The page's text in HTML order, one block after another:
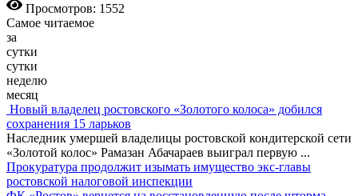
Просмотров: 1552
Самое читаемое
за
сутки
сутки
неделю
месяц
Новый владелец ростовского «Золотого колоса» добился
сохранения 15 ларьков
Наследник умершей владелицы ростовской кондитерской сети
«Золотой колос» Рамазан Абачараев выиграл первую ...
Прокуратура продолжит изымать имущество экс-главы
ростовской налоговой инспекции